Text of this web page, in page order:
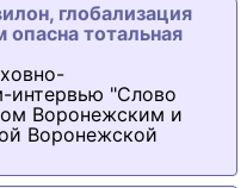
глобализация
тотальная
интервью "Слово
Воронежским и
Воронежской